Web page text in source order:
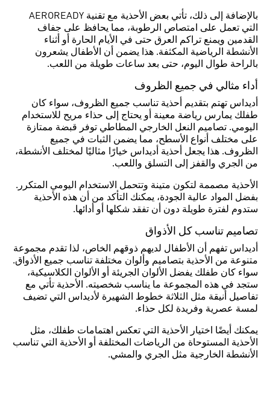
بالإضافة إلى ذلك، تأتي بعض الأحذية مع تقنية AEROREADY
التي تعمل على امتصاص الرطوبة، مما يحافظ على جفاف
القدمين ويمنع تراكم العرق حتى في الأيام الحارة أو أثناء
الأنشطة الرياضية المكثفة. هذا يضمن أن الأطفال يشعرون
بالراحة طوال اليوم، حتى بعد ساعات طويلة من اللعب.
أداء مثالي في جميع الظروف
أديداس تهتم بتقديم أحذية تناسب جميع الظروف، سواء كان
طفلك يمارس رياضة معينة أو يحتاج إلى حذاء مريح للاستخدام
اليومي. تصاميم النعل الخارجي المطاطي توفر قبضة ممتازة
على مختلف أنواع الأسطح، مما يضمن الثبات في جميع
الظروف. هذا يجعل أحذية أديداس خيارًا مثاليًا لمختلف الأنشطة،
من الجري والقفز إلى التسلق واللعب.
الأحذية مصممة لتكون متينة وتتحمل الاستخدام اليومي المتكرر.
بفضل المواد عالية الجودة، يمكنك التأكد من أن هذه الأحذية
ستدوم لفترة طويلة دون أن تفقد شكلها أو أدائها.
تصاميم تناسب كل الأذواق
أديداس تفهم أن الأطفال لديهم ذوقهم الخاص، لذا تقدم مجموعة
متنوعة من الأحذية بتصاميم وألوان مختلفة تناسب جميع الأذواق.
سواء كان طفلك يفضل الألوان الجريئة أو الألوان الكلاسيكية،
ستجد في هذه المجموعة ما يناسب شخصيته. الأحذية تأتي مع
تفاصيل أنيقة مثل الثلاثة خطوط الشهيرة لأديداس التي تضيف
لمسة عصرية وفريدة لكل حذاء.
يمكنك أيضًا اختيار الأحذية التي تعكس اهتمامات طفلك، مثل
الأحذية المستوحاة من الرياضات المختلفة أو الأحذية التي تناسب
الأنشطة الخارجية مثل الجري والمشي.